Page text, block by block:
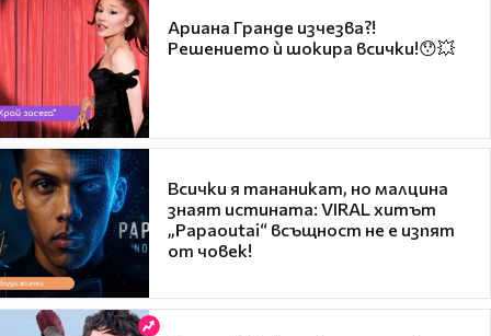
Ариана Гранде изчезва?!
Решението ѝ шокира всички!😯💥
Всички я тананикат, но малцина
знаят истината: VIRAL хитът
„Papaoutai“ всъщност не е изпят
от човек!